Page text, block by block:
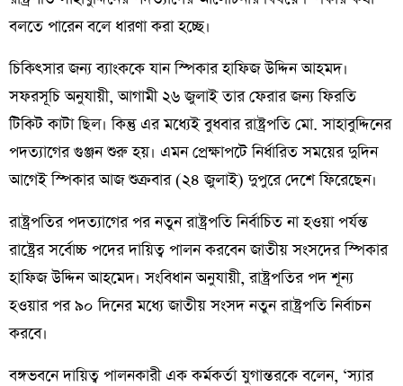
বলতে পারেন বলে ধারণা করা হচ্ছে।
চিকিৎসার জন্য ব্যাংককে যান স্পিকার হাফিজ উদ্দিন আহমদ।
সফরসূচি অনুযায়ী, আগামী ২৬ জুলাই তার ফেরার জন্য ফিরতি
টিকিট কাটা ছিল। কিন্তু এর মধ্যেই বুধবার রাষ্ট্রপতি মো. সাহাবুদ্দিনের
পদত্যাগের গুঞ্জন শুরু হয়। এমন প্রেক্ষাপটে নির্ধারিত সময়ের দুদিন
আগেই স্পিকার আজ শুক্রবার (২৪ জুলাই) দুপুরে দেশে ফিরেছেন।
রাষ্ট্রপতির পদত্যাগের পর নতুন রাষ্ট্রপতি নির্বাচিত না হওয়া পর্যন্ত
রাষ্ট্রের সর্বোচ্চ পদের দায়িত্ব পালন করবেন জাতীয় সংসদের স্পিকার
হাফিজ উদ্দিন আহমেদ। সংবিধান অনুযায়ী, রাষ্ট্রপতির পদ শূন্য
হওয়ার পর ৯০ দিনের মধ্যে জাতীয় সংসদ নতুন রাষ্ট্রপতি নির্বাচন
করবে।
বঙ্গভবনে দায়িত্ব পালনকারী এক কর্মকর্তা যুগান্তরকে বলেন, ‘স্যার